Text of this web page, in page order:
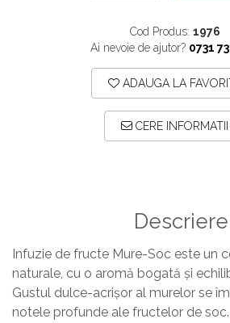
Cod Produs: 1976
Ai nevoie de ajutor? 0731
ADAUGA LA
CERE INFORMATII
Descriere
Infuzie de fructe Mure-Soc este un
naturale, cu o aromă bogată și
Gustul dulce-acrișor al murelor se
notele profunde ale fructelor de soc.